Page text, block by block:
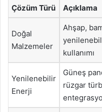
Çözüm Türü Açıklama
Doğal
Malzemeler
Ahşap,
kullanımı
Yenilenebilir
Enerji
Güneş
rüzgar